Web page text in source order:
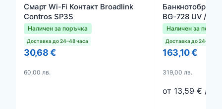
Смарт Wi-Fi Контакт Broadlink
Contros SP3S
Наличен за поръчка
Доставка до 24–48 часа
30,68 €
60,00 лв.
BG-728 UV / MG
Наличен за
Доставка до 24–48
163,10 €
319,00 лв.
от 13,59 € /